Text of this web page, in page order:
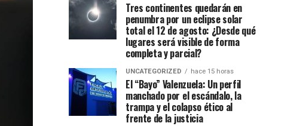
Tres continentes quedarán en
penumbra por un eclipse solar
total el 12 de agosto: ¿Desde qué
lugares será visible de forma
completa y parcial?
UNCATEGORIZED hace 15 horas
El “Bayo” Valenzuela: Un perfil
manchado por el escándalo, la
trampa y el colapso ético al
frente de la justicia